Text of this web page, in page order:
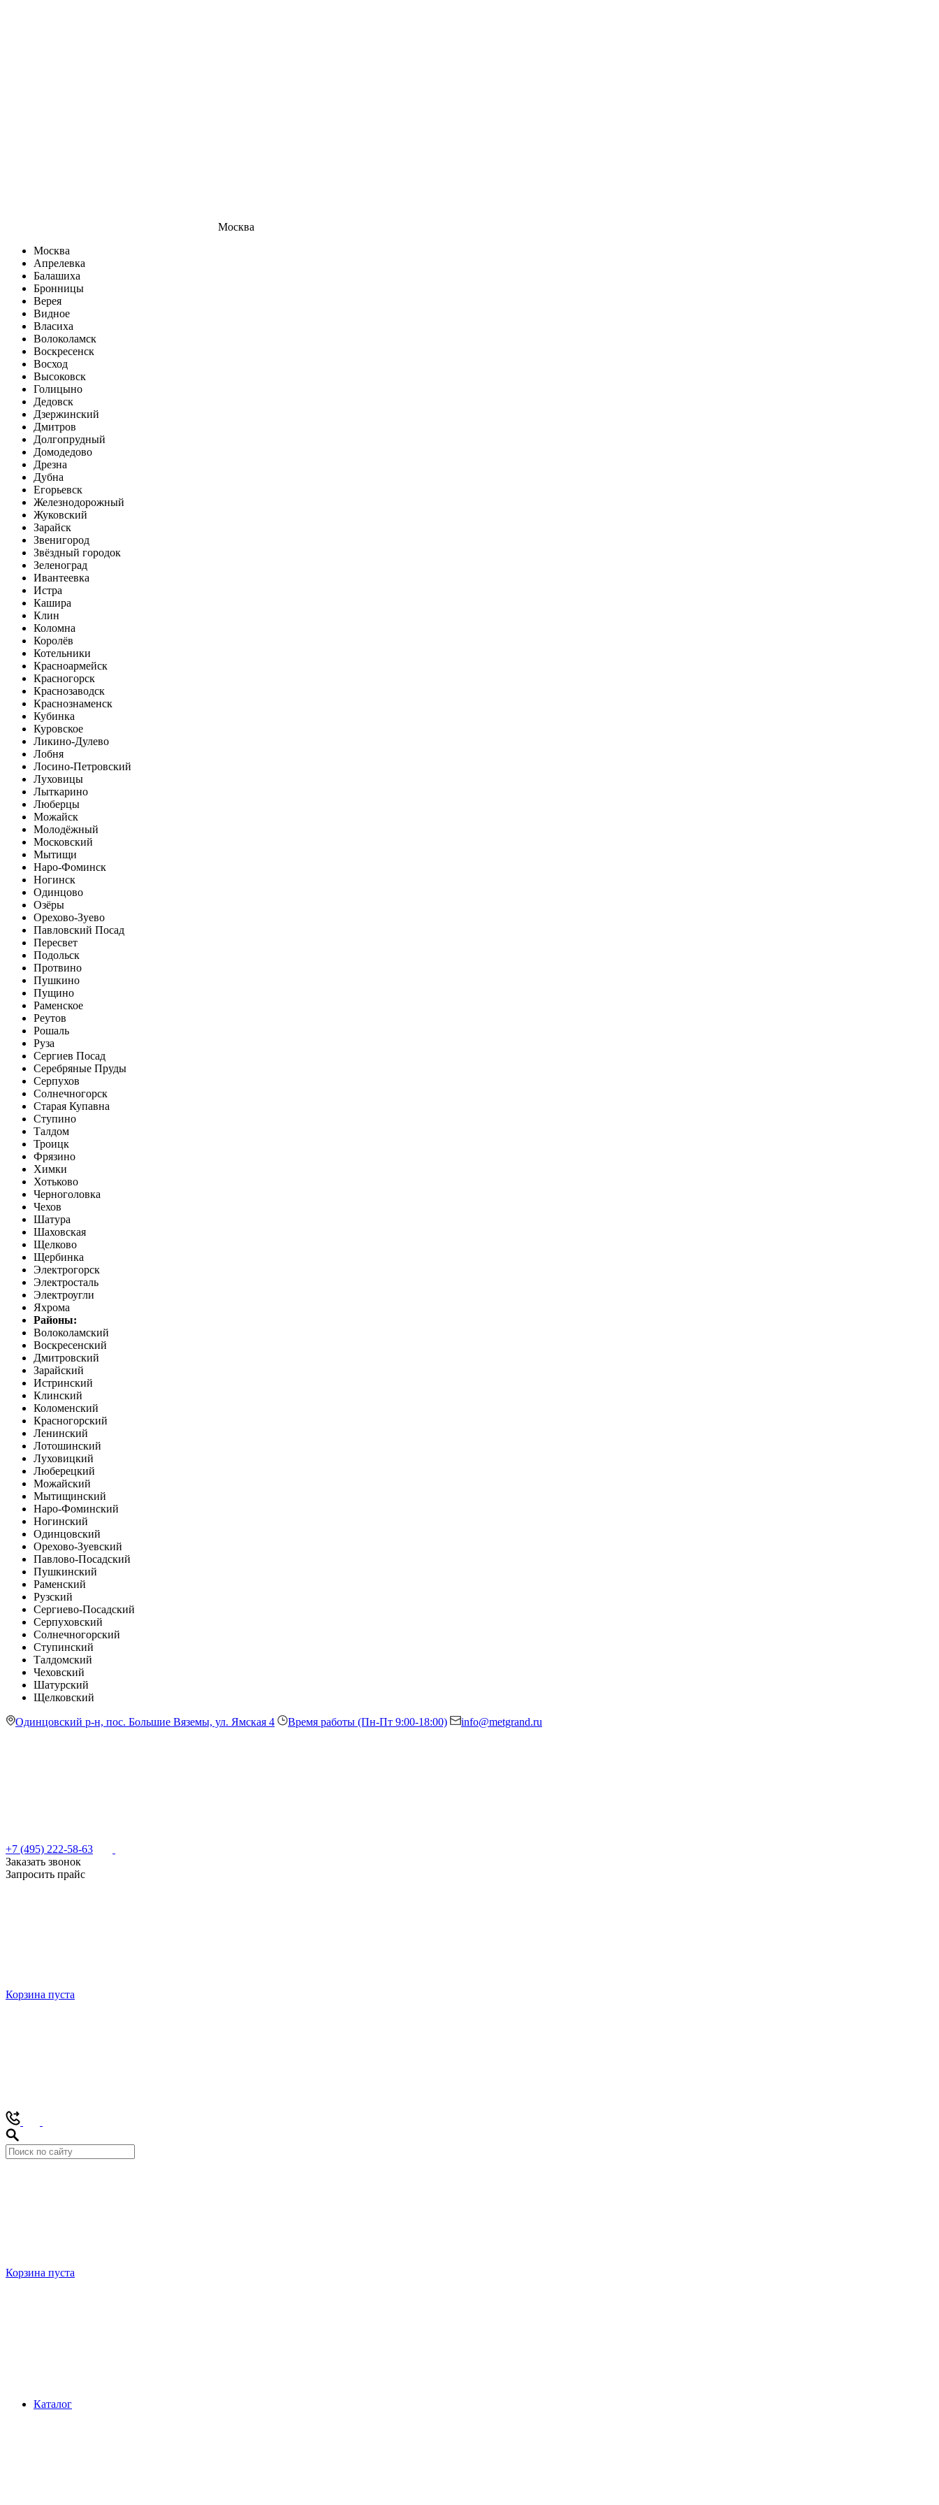
Москва
Москва
Апрелевка
Балашиха
Бронницы
Верея
Видное
Власиха
Волоколамск
Воскресенск
Восход
Высоковск
Голицыно
Дедовск
Дзержинский
Дмитров
Долгопрудный
Домодедово
Дрезна
Дубна
Егорьевск
Железнодорожный
Жуковский
Зарайск
Звенигород
Звёздный городок
Зеленоград
Ивантеевка
Истра
Кашира
Клин
Коломна
Королёв
Котельники
Красноармейск
Красногорск
Краснозаводск
Краснознаменск
Кубинка
Куровское
Ликино-Дулево
Лобня
Лосино-Петровский
Луховицы
Лыткарино
Люберцы
Можайск
Молодёжный
Московский
Мытищи
Наро-Фоминск
Ногинск
Одинцово
Озёры
Орехово-Зуево
Павловский Посад
Пересвет
Подольск
Протвино
Пушкино
Пущино
Раменское
Реутов
Рошаль
Руза
Сергиев Посад
Серебряные Пруды
Серпухов
Солнечногорск
Старая Купавна
Ступино
Талдом
Троицк
Фрязино
Химки
Хотьково
Черноголовка
Чехов
Шатура
Шаховская
Щелково
Щербинка
Электрогорск
Электросталь
Электроугли
Яхрома
Районы:
Волоколамский
Воскресенский
Дмитровский
Зарайский
Истринский
Клинский
Коломенский
Красногорский
Ленинский
Лотошинский
Луховицкий
Люберецкий
Можайский
Мытищинский
Наро-Фоминский
Ногинский
Одинцовский
Орехово-Зуевский
Павлово-Посадский
Пушкинский
Раменский
Рузский
Сергиево-Посадский
Серпуховский
Солнечногорский
Ступинский
Талдомский
Чеховский
Шатурский
Щелковский
Одинцовский р-н, пос. Большие Вяземы, ул. Ямская 4 Время работы (Пн-Пт 9:00-18:00) info@metgrand.ru
+7 (495) 222-58-63
Заказать звонок
Запросить прайс
Корзина пуста
Корзина пуста
Каталог